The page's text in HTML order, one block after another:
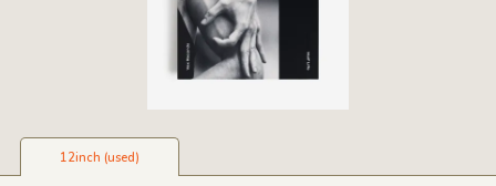
12inch (used)